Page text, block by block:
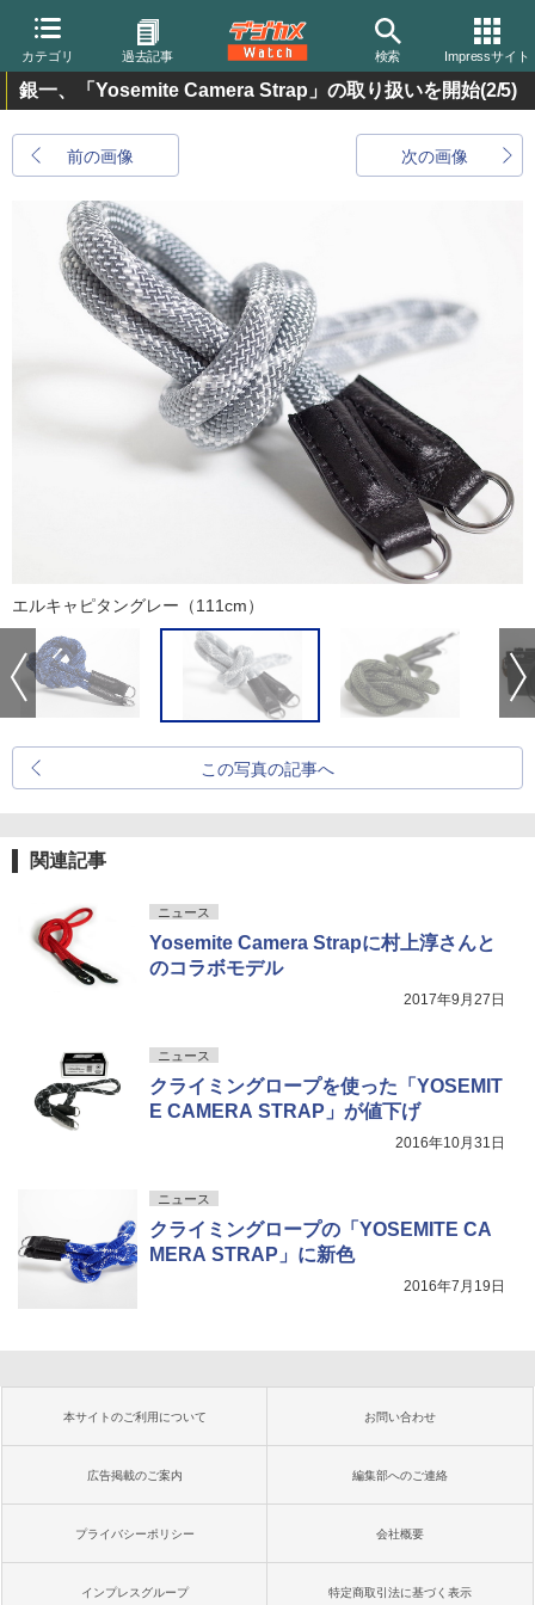
カテゴリ 過去記事 検索 Impressサイト
銀一、「Yosemite Camera Strap」の取り扱いを開始(2/5)
前の画像 次の画像
エルキャピタングレー（111cm）
この写真の記事へ
関連記事
ニュース
Yosemite Camera Strapに村上淳さんと
のコラボモデル
2017年9月27日
ニュース
クライミングロープを使った「YOSEMIT
E CAMERA STRAP」が値下げ
2016年10月31日
ニュース
クライミングロープの「YOSEMITE CA
MERA STRAP」に新色
2016年7月19日
本サイトのご利用について お問い合わせ
広告掲載のご案内 編集部へのご連絡
プライバシーポリシー 会社概要
インプレスグループ 特定商取引法に基づく表示